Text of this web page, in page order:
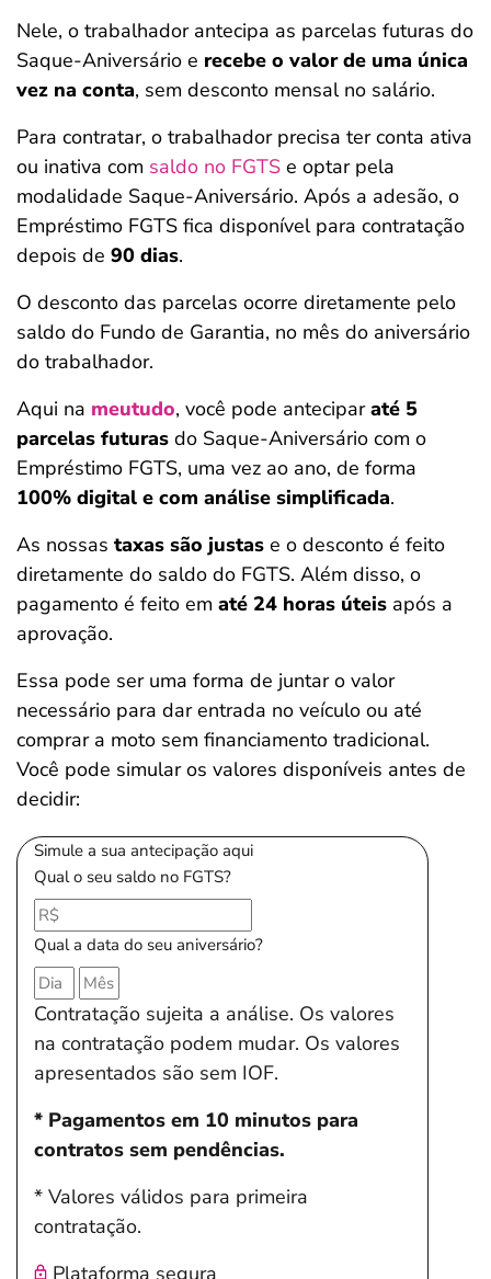
Nele, o trabalhador antecipa as parcelas futuras do
Saque-Aniversário e recebe o valor de uma única
vez na conta, sem desconto mensal no salário.
Para contratar, o trabalhador precisa ter conta ativa
ou inativa com saldo no FGTS e optar pela
modalidade Saque-Aniversário. Após a adesão, o
Empréstimo FGTS fica disponível para contratação
depois de 90 dias.
O desconto das parcelas ocorre diretamente pelo
saldo do Fundo de Garantia, no mês do aniversário
do trabalhador.
Aqui na meutudo, você pode anteciparaté 5
parcelas futuras do Saque-Aniversário com o
Empréstimo FGTS, uma vez ao ano, de forma
100% digital e com análise simplificada.
As nossas taxas são justas e o desconto é feito
diretamente do saldo do FGTS. Além disso, o
pagamento é feito em até 24 horas úteis após a
aprovação.
Essa pode ser uma forma de juntar o valor
necessário para dar entrada no veículo ou até
comprar a moto sem financiamento tradicional.
Você pode simular os valores disponíveis antes de
decidir:
Simule a sua antecipação aqui
Qual o seu saldo no FGTS?
Qual a data do seu aniversário?
Contratação sujeita a análise. Os valores
na contratação podem mudar. Os valores
apresentados são sem IOF.
* Pagamentos em 10 minutos para
contratos sem pendências.
* Valores válidos para primeira
contratação.
Plataforma segura